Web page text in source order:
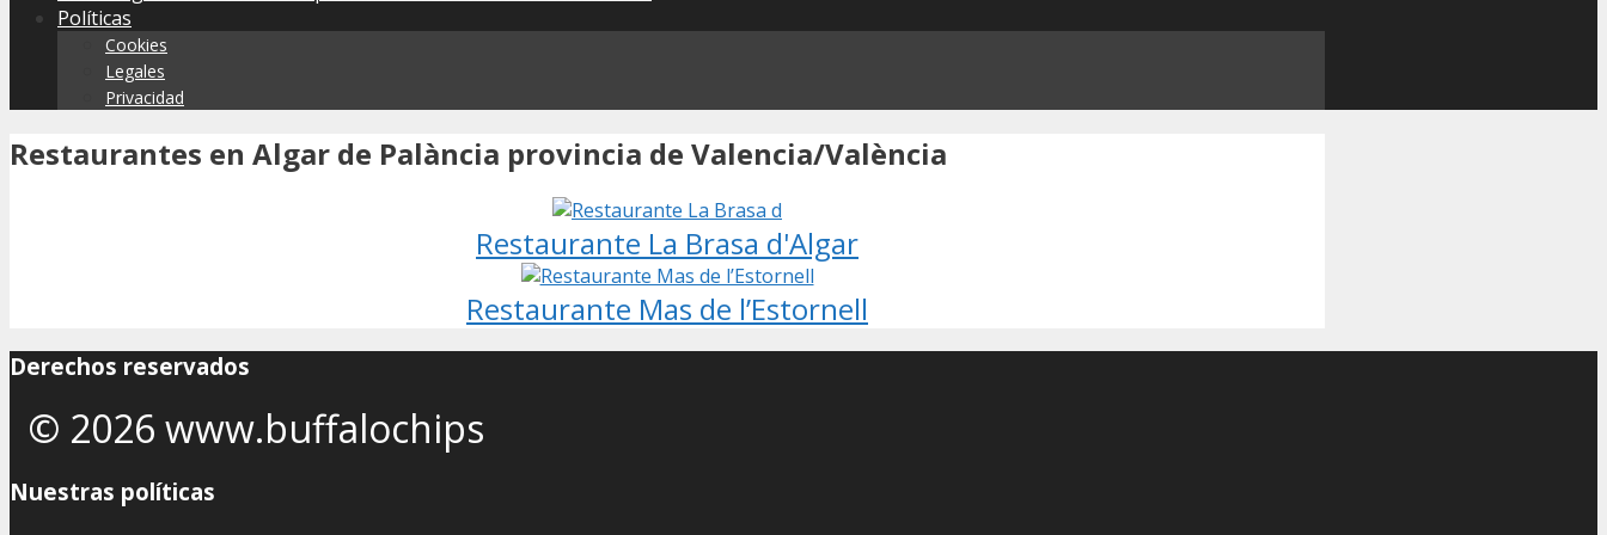
Políticas
Cookies
Legales
Privacidad
Restaurantes en Algar de Palància provincia de Valencia/València
Restaurante La Brasa d'Algar
Restaurante Mas de l’Estornell
Derechos reservados
© 2026 www.buffalochips
Nuestras políticas